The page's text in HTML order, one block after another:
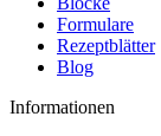
Formulare
Rezeptblätter
Blog
Informationen